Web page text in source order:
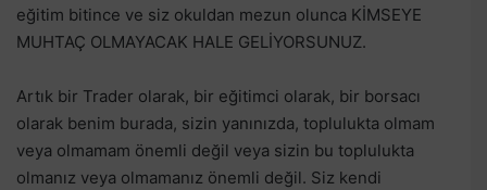
eğitim bitince ve siz okuldan mezun olunca KİMSEYE
MUHTAÇ OLMAYACAK HALE GELİYORSUNUZ.
Artık bir Trader olarak, bir eğitimci olarak, bir borsacı
olarak benim burada, sizin yanınızda, toplulukta olmam
veya olmamam önemli değil veya sizin bu toplulukta
olmanız veya olmamanız önemli değil. Siz kendi